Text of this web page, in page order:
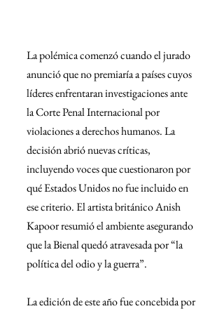
La polémica comenzó cuando el jurado
anunció que no premiaría a países cuyos
líderes enfrentaran investigaciones ante
la Corte Penal Internacional por
violaciones a derechos humanos. La
decisión abrió nuevas críticas,
incluyendo voces que cuestionaron por
qué Estados Unidos no fue incluido en
ese criterio. El artista británico Anish
Kapoor resumió el ambiente asegurando
que la Bienal quedó atravesada por “la
política del odio y la guerra”.
La edición de este año fue concebida por